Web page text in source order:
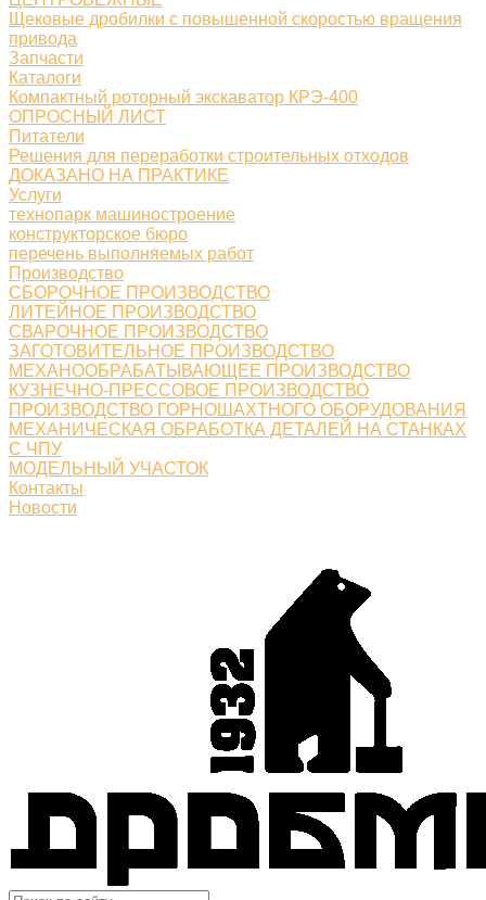
Щековые дробилки с повышенной скоростью вращения
привода
Запчасти
Каталоги
Компактный роторный экскаватор КРЭ-400
ОПРОСНЫЙ ЛИСТ
Питатели
Решения для переработки строительных отходов
ДОКАЗАНО НА ПРАКТИКЕ
Услуги
технопарк машиностроение
конструкторское бюро
перечень выполняемых работ
Производство
СБОРОЧНОЕ ПРОИЗВОДСТВО
ЛИТЕЙНОЕ ПРОИЗВОДСТВО
СВАРОЧНОЕ ПРОИЗВОДСТВО
ЗАГОТОВИТЕЛЬНОЕ ПРОИЗВОДСТВО
МЕХАНООБРАБАТЫВАЮЩЕЕ ПРОИЗВОДСТВО
КУЗНЕЧНО-ПРЕССОВОЕ ПРОИЗВОДСТВО
ПРОИЗВОДСТВО ГОРНОШАХТНОГО ОБОРУДОВАНИЯ
МЕХАНИЧЕСКАЯ ОБРАБОТКА ДЕТАЛЕЙ НА СТАНКАХ
С ЧПУ
МОДЕЛЬНЫЙ УЧАСТОК
Контакты
Новости